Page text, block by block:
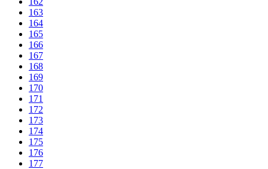
163
164
165
166
167
168
169
170
171
172
173
174
175
176
177